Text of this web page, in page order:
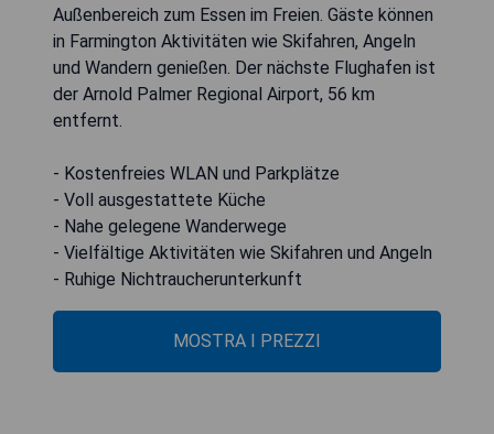
Außenbereich zum Essen im Freien. Gäste können
in Farmington Aktivitäten wie Skifahren, Angeln
und Wandern genießen. Der nächste Flughafen ist
der Arnold Palmer Regional Airport, 56 km
entfernt.
- Kostenfreies WLAN und Parkplätze
- Voll ausgestattete Küche
- Nahe gelegene Wanderwege
- Vielfältige Aktivitäten wie Skifahren und Angeln
- Ruhige Nichtraucherunterkunft
MOSTRA I PREZZI